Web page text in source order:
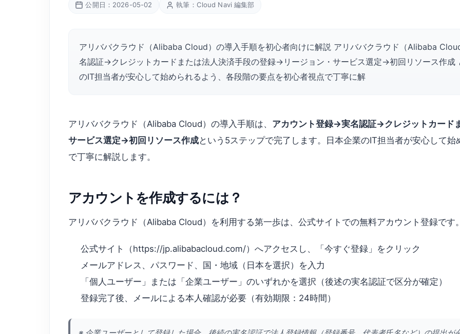
公開日：2026-05-02 執筆：Cloud Navi 編集部
アリババクラウド（Alibaba Cloud）の導入手順を初心者向けに解説 アリババクラウド（Alibaba
名認証→クレジットカードまたは法人決済手段の登録→リージョン・サービス選定→初回リソース作成
のIT担当者が安心して始められるよう、各段階の要点を初心者視点で丁寧に解
アリババクラウド（Alibaba Cloud）の導入手順は、 アカウント登録→実名認証→クレジットカード
サービス選定→初回リソース作成という5ステップで完了します。日本企業のIT担当者が安心して
で丁寧に解説します。
アカウントを作成するには？
アリババクラウド（Alibaba Cloud）を利用する第一歩は、公式サイトでの無料アカウント登録です。
公式サイト（https://jp.alibabacloud.com/）へアクセスし、「今すぐ登録」をクリック
メールアドレス、パスワード、国・地域（日本を選択）を入力
「個人ユーザー」または「企業ユーザー」のいずれかを選択（後述の実名認証で区分が確定）
登録完了後、メールによる本人確認が必要（有効期限：24時間）